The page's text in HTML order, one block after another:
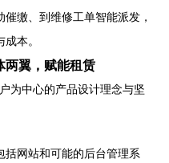
缴、到维修工单智能派发，
本。
两翼，赋能租赁
为中心的产品设计理念与坚
括网站和可能的后台管理系